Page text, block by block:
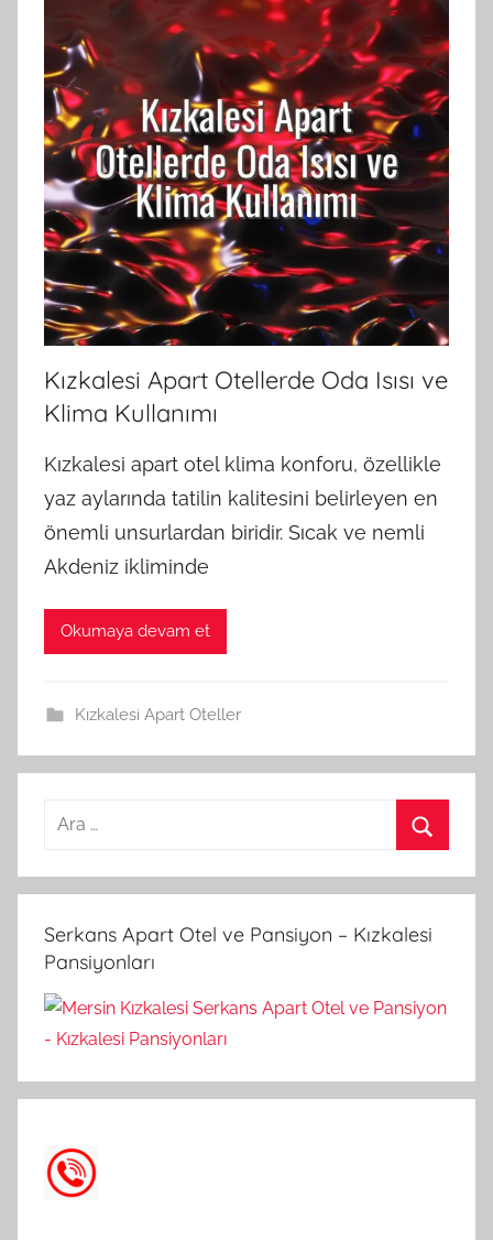
Kızkalesi Apart Otellerde Oda Isısı ve
Klima Kullanımı
Kızkalesi apart otel klima konforu, özellikle
yaz aylarında tatilin kalitesini belirleyen en
önemli unsurlardan biridir. Sıcak ve nemli
Akdeniz ikliminde
Okumaya devam et
Kızkalesi Apart Oteller
a
a
:
r
a
Serkans Apart Otel ve Pansiyon – Kızkalesi
Pansiyonları